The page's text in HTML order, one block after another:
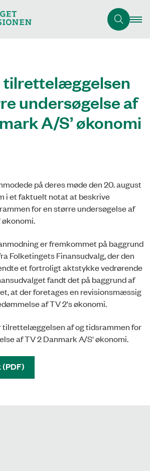
tilrettelæggelsen
undersøgelse af
A/S’ økonomi
på deres møde den 20. august
i et faktuelt notat at beskrive
for en større undersøgelse af
er fremkommet på baggrund
Folketingets Finansudvalg, der den
et fortroligt aktstykke vedrørende
fandt det på baggrund af
at der foretages en revisionsmæssig
af TV 2's økonomi.
tilrettelæggelsen af og tidsrammen for
af TV 2 Danmark A/S' økonomi.